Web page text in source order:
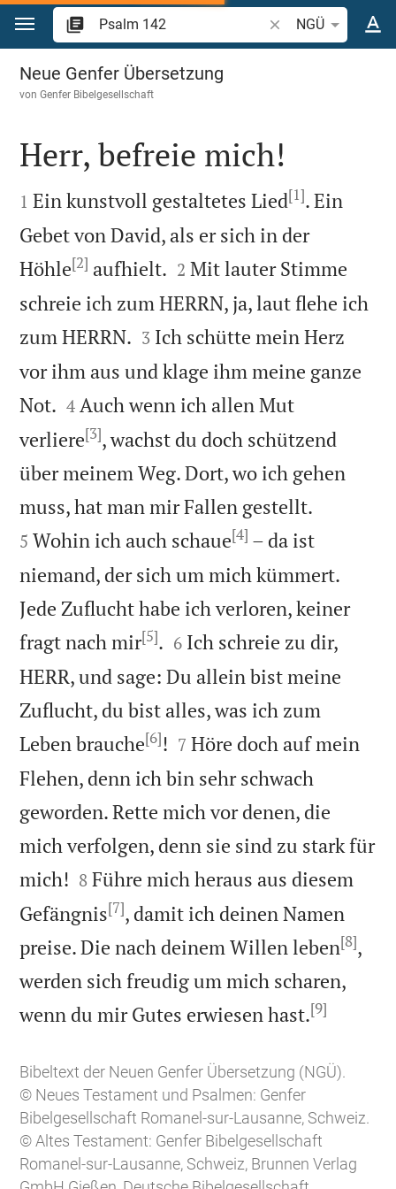
Zum Inhalt springen
Bibelstelle oder
NGÜ
Psalm 142
Neue Genfer Übersetzung
vonGenfer Bibelgesellschaft

Herr, befreie mich!

1 Ein kunstvoll gestaltetes Lied[1]. Ein
Gebet von David, als er sich in der
Höhle[2] aufhielt. 

2 Mit lauter Stimme
schreie ich zum HERRN, ja, laut flehe ich
zum HERRN. 

3 Ich schütte mein Herz
vor ihm aus und klage ihm meine ganze
Not. 

4 Auch wenn ich allen Mut
verliere[3], wachst du doch schützend
über meinem Weg. Dort, wo ich gehen
muss, hat man mir Fallen gestellt.
5 Wohin ich auch schaue[4] – da ist
niemand, der sich um mich kümmert.
Jede Zuflucht habe ich verloren, keiner
fragt nach mir[5]. 

6 Ich schreie zu dir,
HERR, und sage: Du allein bist meine
Zuflucht, du bist alles, was ich zum
Leben brauche[6]! 

7 Höre doch auf mein
Flehen, denn ich bin sehr schwach
geworden. Rette mich vor denen, die
mich verfolgen, denn sie sind zu stark für
mich! 

8 Führe mich heraus aus diesem
Gefängnis[7], damit ich deinen Namen
preise. Die nach deinem Willen leben[8],
werden sich freudig um mich scharen,
wenn du mir Gutes erwiesen hast.[9]
Bibeltext der Neuen Genfer Übersetzung (NGÜ).
© Neues Testament und Psalmen: Genfer
Bibelgesellschaft Romanel-sur-Lausanne, Schweiz.
© Altes Testament: Genfer Bibelgesellschaft
Romanel-sur-Lausanne, Schweiz, Brunnen Verlag